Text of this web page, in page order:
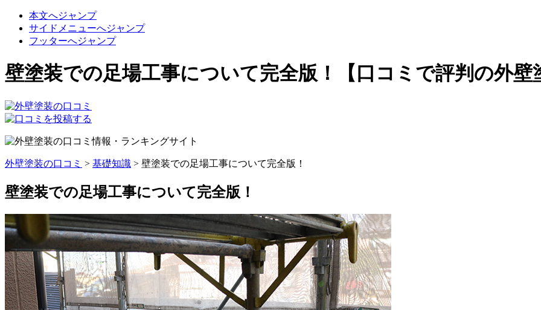
本文へジャンプ
サイドメニューへジャンプ
フッターへジャンプ
壁塗装での足場工事について完全版！【口コミで評判の外壁
外壁塗装の口コミ > 基礎知識 > 壁塗装での足場工事について完全版！
壁塗装での足場工事について完全版！